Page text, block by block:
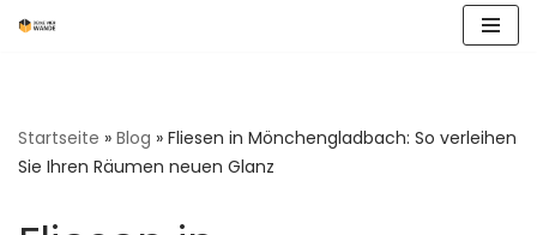
Startseite » Blog » Fliesen in Mönchengladbach: So verleihen
Sie Ihren Räumen neuen Glanz